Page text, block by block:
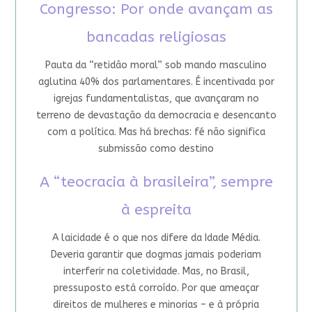
Congresso: Por onde avançam as
bancadas religiosas
Pauta da “retidão moral” sob mando masculino
aglutina 40% dos parlamentares. É incentivada por
igrejas fundamentalistas, que avançaram no
terreno de devastação da democracia e desencanto
com a política. Mas há brechas: fé não significa
submissão como destino
A “teocracia à brasileira”, sempre
à espreita
A laicidade é o que nos difere da Idade Média.
Deveria garantir que dogmas jamais poderiam
interferir na coletividade. Mas, no Brasil,
pressuposto está corroído. Por que ameaçar
direitos de mulheres e minorias – e à própria